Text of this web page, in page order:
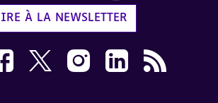
À LA NEWSLETTER
sur Youtube AVH dans une
suivre sur Facebook AVH dans
Nous suivre sur X AVH dans une
Nous suivre sur Instagram
Nous suivre sur
Flux RSS